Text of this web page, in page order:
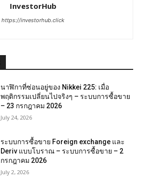
InvestorHub
https://investorhub.click
นาฬิกาที่ซ่อนอยู่ของ Nikkei 225: เมื่อ
พฤติกรรมเปลี่ยนไปจริงๆ – ระบบการซื้อขาย
– 23 กรกฎาคม 2026
July 24, 2026
ระบบการซื้อขาย Foreign exchange และ
Deriv แบบโบราณ – ระบบการซื้อขาย – 2
กรกฎาคม 2026
July 2, 2026